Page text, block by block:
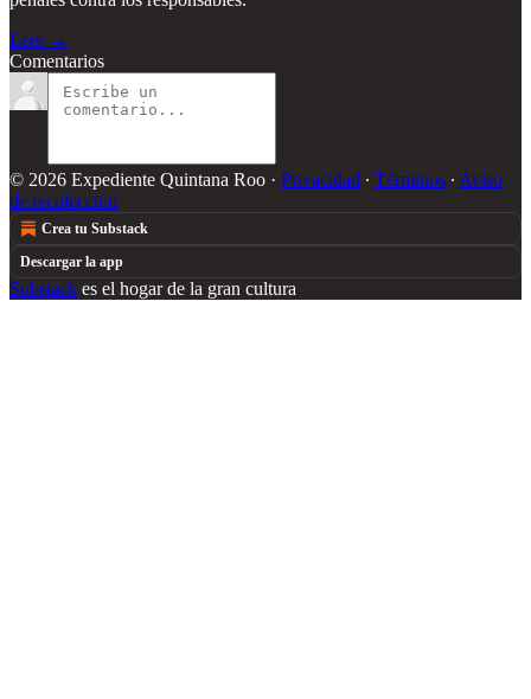
Leer →
Comentarios
© 2026 Expediente Quintana Roo · Privacidad ∙ Términos ∙ Aviso
de recolección
Crea tu Substack
Descargar la app
Substack es el hogar de la gran cultura